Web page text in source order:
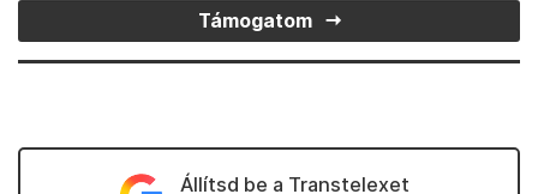
Támogatom
Állítsd be a Transtelexet